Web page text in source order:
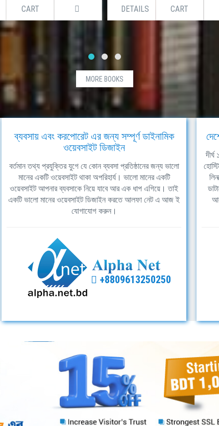
CART DETAILS CART
MORE BOOKS
ব্যবসায় এবং করপোরেট এর জন্য সম্পূর্ণ ডাইনামিক
ওয়েবসাইট ডিজাইন
বর্তমান তথ্য প্রযুক্তির যুগে যে কোন ব্যবসা প্রতিষ্ঠানের জন্য ভালো
মানের একটি ওয়েবসাইট থাকা অপরিহার্য। ভালো মানের একটি
ওয়েবসাইট আপনার ব্যবসাকে নিয়ে যাবে আর এক ধাপ এগিয়ে। তাই
একটি ভালো মানের ওয়েবসাইট ডিজাইন করতে আলফা নেট এ আজ ই
যোগাযোগ করুন।
+8809613250250